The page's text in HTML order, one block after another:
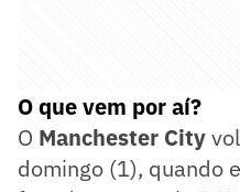
O que vem por aí?
O Manchester City
domingo (1), quando